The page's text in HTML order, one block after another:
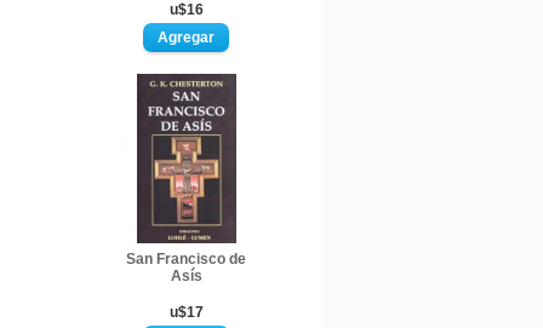
u$16
San Francisco de
Asís
u$17